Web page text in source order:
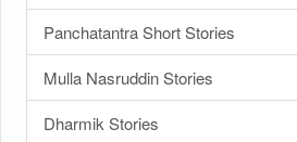
Panchatantra Short Stories
Mulla Nasruddin Stories
Dharmik Stories